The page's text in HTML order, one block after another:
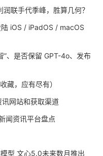
联手代季峰，胜算几何？
iOS / iPadOS / macOS
”、是否保留 GPT-4o、发布
藏，应有尽有）
网站和获取渠道
闻资讯平台盘点
型 文心5.0未来数月推出